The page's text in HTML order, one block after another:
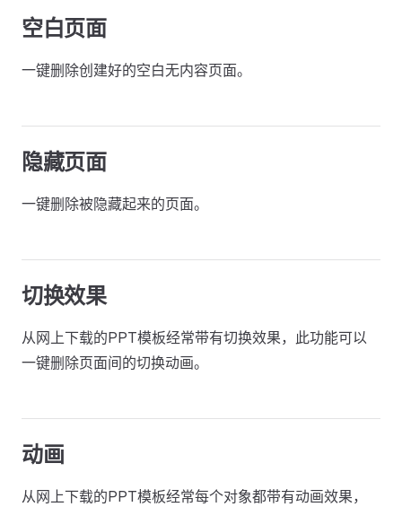
空白页面
一键删除创建好的空白无内容页面。
隐藏页面
一键删除被隐藏起来的页面。
切换效果
从网上下载的PPT模板经常带有切换效果，此功能可以
一键删除页面间的切换动画。
动画
从网上下载的PPT模板经常每个对象都带有动画效果，